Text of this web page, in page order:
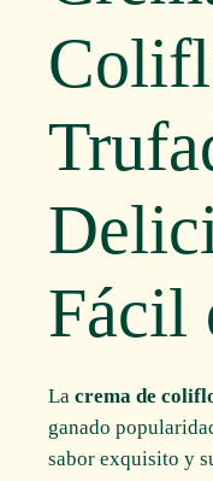
Fácil
Lacrema de
ganado
sabor exquisito y